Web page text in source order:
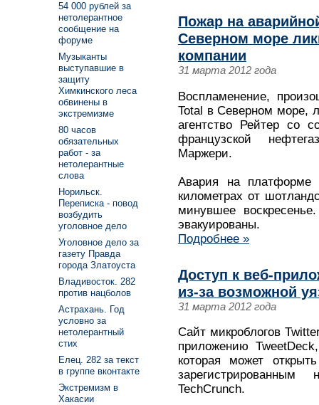
Пожар на
Северном море
компании
31 марта 2012 года
Воспламенение,
Total в Северном море,
агентство Рейтер со
французской
Маржери.
Авария на платформе
километрах от
минувшее
эвакуированы.
Подробнее »
Доступ к веб-
из-за возможной
31 марта 2012 года
Сайт микроблогов
приложению
которая может
TechCrunch.
54 000 рублей за
нетолерантное
сообщение на
форуме
Музыканты
выступавшие в
защиту
Химкинского леса
обвинены в
экстремизме
80 часов
обязательных
работ - за
нетолерантные
слова
Норильск.
Переписка - повод
возбудить
уголовное дело
Уголовное дело за
газету Правда
города Златоуста
Владивосток. 282
против нацболов
Астрахань. Год
условно за
нетолерантный
стих
Елец. 282 за текст
в группе вконтакте
Экстремизм в
Хакасии